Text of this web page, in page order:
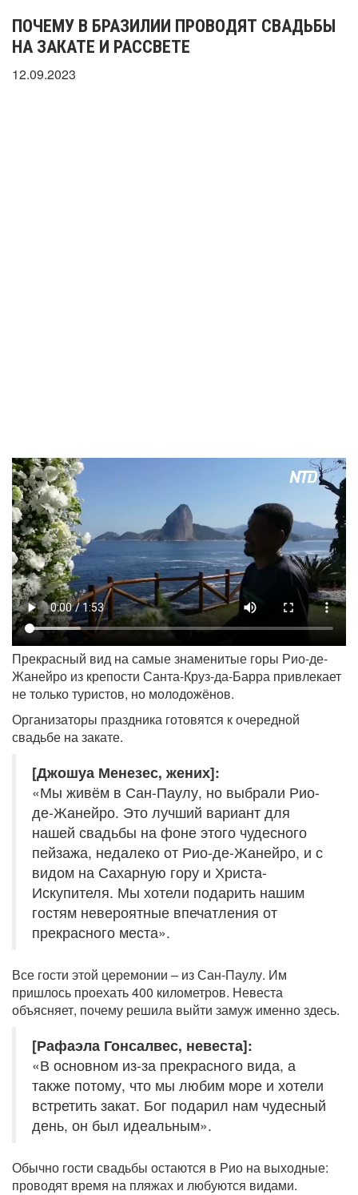
ПОЧЕМУ В БРАЗИЛИИ ПРОВОДЯТ СВАДЬБЫ
НА ЗАКАТЕ И РАССВЕТЕ
12.09.2023
Прекрасный вид на самые знаменитые горы Рио-де-
Жанейро из крепости Санта-Круз-да-Барра привлекает
не только туристов, но молодожёнов.
Организаторы праздника готовятся к очередной
свадьбе на закате.
[Джошуа Менезес, жених]:
«Мы живём в Сан-Паулу, но выбрали Рио-
де-Жанейро. Это лучший вариант для
нашей свадьбы на фоне этого чудесного
пейзажа, недалеко от Рио-де-Жанейро, и с
видом на Сахарную гору и Христа-
Искупителя. Мы хотели подарить нашим
гостям невероятные впечатления от
прекрасного места».
Все гости этой церемонии – из Сан-Паулу. Им
пришлось проехать 400 километров. Невеста
объясняет, почему решила выйти замуж именно здесь.
[Рафаэла Гонсалвес, невеста]:
«В основном из-за прекрасного вида, а
также потому, что мы любим море и хотели
встретить закат. Бог подарил нам чудесный
день, он был идеальным».
Обычно гости свадьбы остаются в Рио на выходные:
проводят время на пляжах и любуются видами.